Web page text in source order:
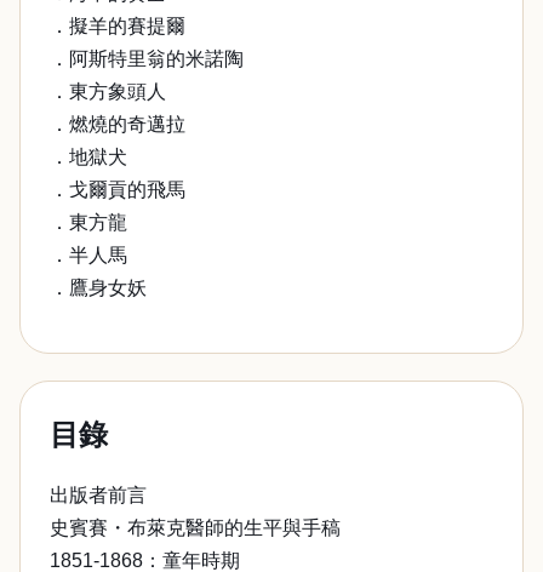
．擬羊的賽提爾
．阿斯特里翁的米諾陶
．東方象頭人
．燃燒的奇邁拉
．地獄犬
．戈爾貢的飛馬
．東方龍
．半人馬
．鷹身女妖
目錄
出版者前言
史賓賽・布萊克醫師的生平與手稿
1851-1868：童年時期